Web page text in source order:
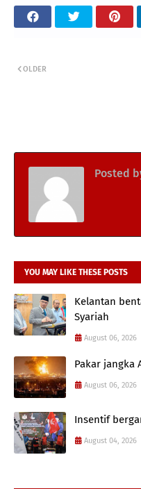
OLDER
Posted
YOU MAY LIKE THESE POSTS
Kelantan
Syariah
August 06, 2026
Pakar jangka
August 06, 2026
Insentif
August 04, 2026